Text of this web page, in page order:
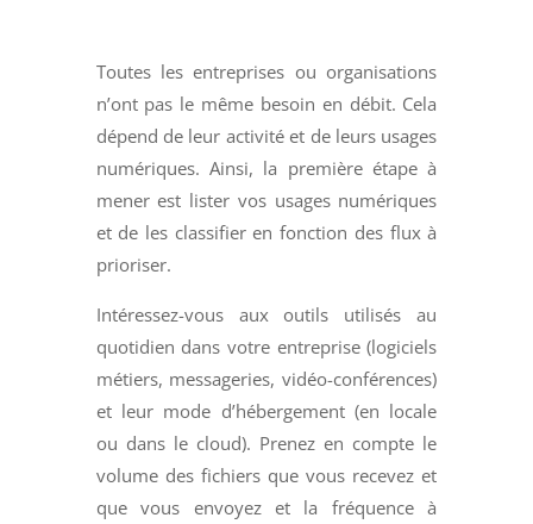
Toutes les entreprises ou organisations
n’ont pas le même besoin en débit. Cela
dépend de leur activité et de leurs usages
numériques. Ainsi, la première étape à
mener est lister vos usages numériques
et de les classifier en fonction des flux à
prioriser.
Intéressez-vous aux outils utilisés au
quotidien dans votre entreprise (logiciels
métiers, messageries, vidéo-conférences)
et leur mode d’hébergement (en locale
ou dans le cloud). Prenez en compte le
volume des fichiers que vous recevez et
que vous envoyez et la fréquence à